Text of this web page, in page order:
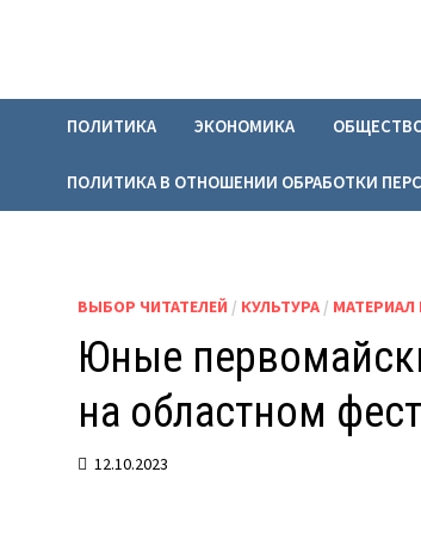
ПОЛИТИКА ЭКОНОМИКА
ПОЛИТИКА В ОТНОШЕНИИ ОБРАБОТКИ
ВЫБОР ЧИТАТЕЛЕЙ / КУЛЬТУРА / МАТЕРИАЛ
Юные
на областном
12.10.2023